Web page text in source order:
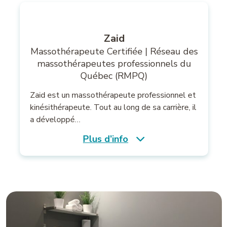
Zaid
Massothérapeute Certifiée | Réseau des
massothérapeutes professionnels du
Québec (RMPQ)
Zaid est un massothérapeute professionnel et
kinésithérapeute. Tout au long de sa carrière, il
a développé…
Plus d’info